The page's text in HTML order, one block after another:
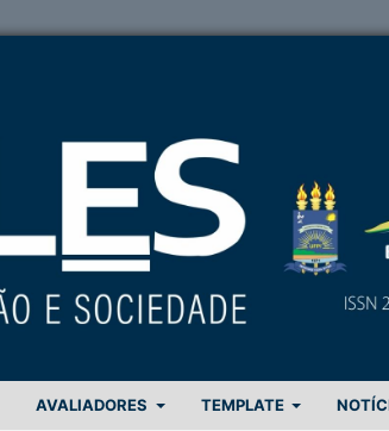
AVALIADORES TEMPLATE